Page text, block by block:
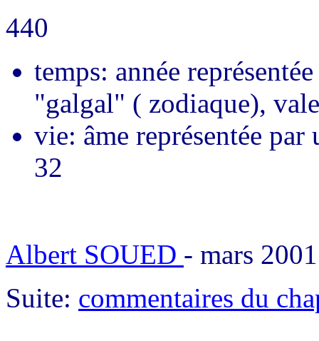
440
temps: année
"galgal" ( zodiaque),
vie: âme représentée
32
Albert SOUED - mars 2001
Suite: commentaires du